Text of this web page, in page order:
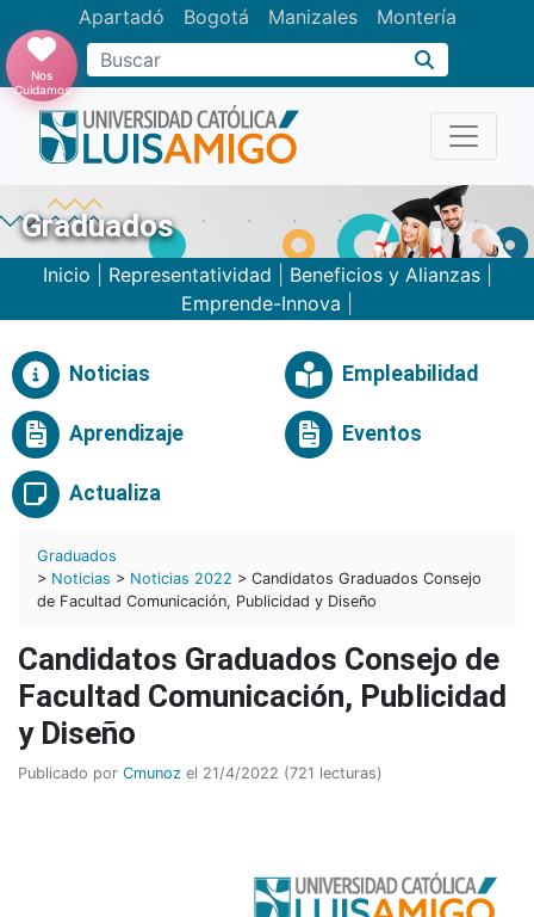
Apartadó Bogotá Manizales Montería
Buscar
Nos
Cuidamos
Graduados
Inicio Representatividad Beneficios y Alianzas|
Emprende-Innova
Noticias Empleabilidad
Aprendizaje Eventos
Actualiza
Graduados
> Noticias > Noticias 2022 > Candidatos Graduados Consejo
de Facultad Comunicación, Publicidad y Diseño
Candidatos Graduados Consejo de
Facultad Comunicación, Publicidad
y Diseño
Publicado por Cmunoz el 21/4/2022 (721 lecturas)